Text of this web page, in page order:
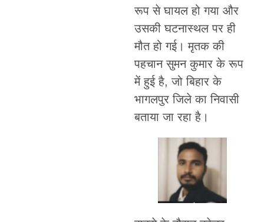
रूप से घायल हो गया और
उसकी घटनास्थल पर ही
मौत हो गई। मृतक की
पहचान सुमन कुमार के रूप
में हुई है, जो बिहार के
भागलपुर जिले का निवासी
बताया जा रहा है।